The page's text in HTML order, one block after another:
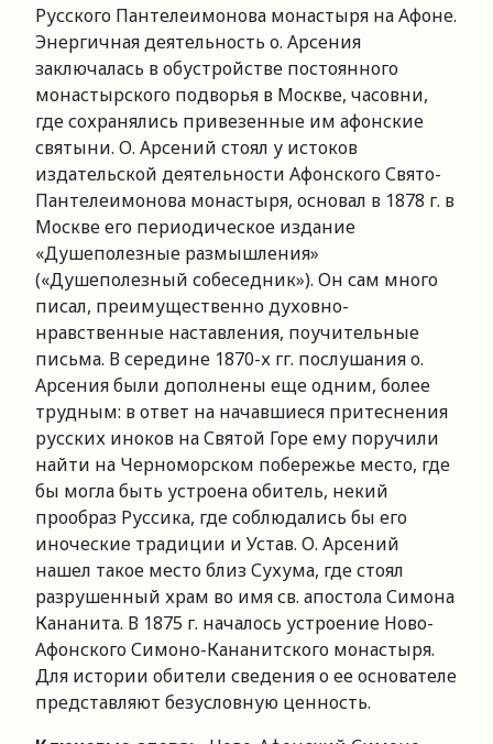
Русского Пантелеимонова монастыря на Афоне.
Энергичная деятельность о. Арсения
заключалась в обустройстве постоянного
монастырского подворья в Москве, часовни,
где сохранялись привезенные им афонские
святыни. О. Арсений стоял у истоков
издательской деятельности Афонского Свято-
Пантелеимонова монастыря, основал в 1878 г. в
Москве его периодическое издание
«Душеполезные размышления»
(«Душеполезный собеседник»). Он сам много
писал, преимущественно духовно-
нравственные наставления, поучительные
письма. В середине 1870-х гг. послушания о.
Арсения были дополнены еще одним, более
трудным: в ответ на начавшиеся притеснения
русских иноков на Святой Горе ему поручили
найти на Черноморском побережье место, где
бы могла быть устроена обитель, некий
прообраз Руссика, где соблюдались бы его
иноческие традиции и Устав. О. Арсений
нашел такое место близ Сухума, где стоял
разрушенный храм во имя св. апостола Симона
Кананита. В 1875 г. началось устроение Ново-
Афонского Симоно-Кананитского монастыря.
Для истории обители сведения о ее основателе
представляют безусловную ценность.